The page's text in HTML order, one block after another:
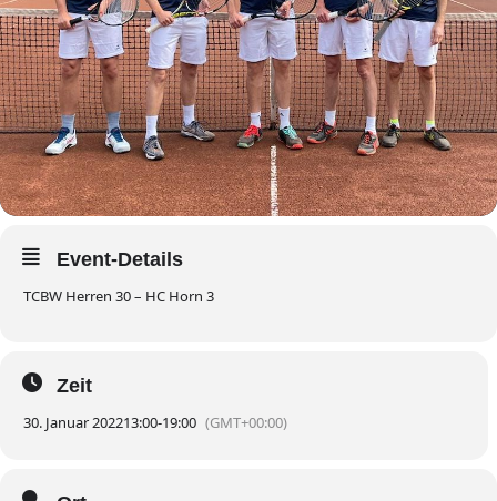
Event-Details
TCBW Herren 30 – HC Horn 3
Zeit
30. Januar 202213:00-19:00 (GMT+00:00)